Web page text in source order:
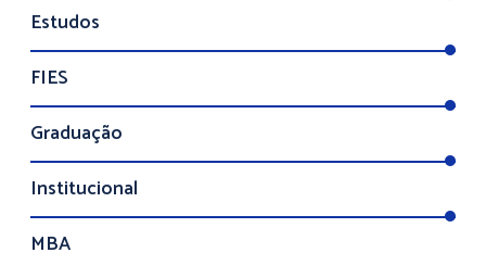
Estudos
FIES
Graduação
Institucional
MBA